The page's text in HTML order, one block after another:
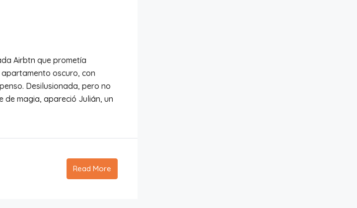
Airbtn que prometía
oscuro, con
Desilusionada, pero no
de magia, apareció Julián, un
Read More